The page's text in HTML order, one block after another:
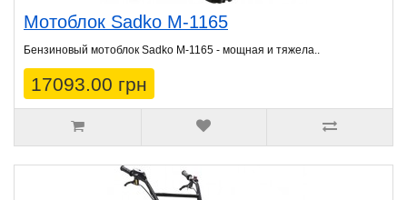
Мотоблок Sadko M-1165
Бензиновый мотоблок Sadko M-1165 - мощная и тяжела..
17093.00 грн